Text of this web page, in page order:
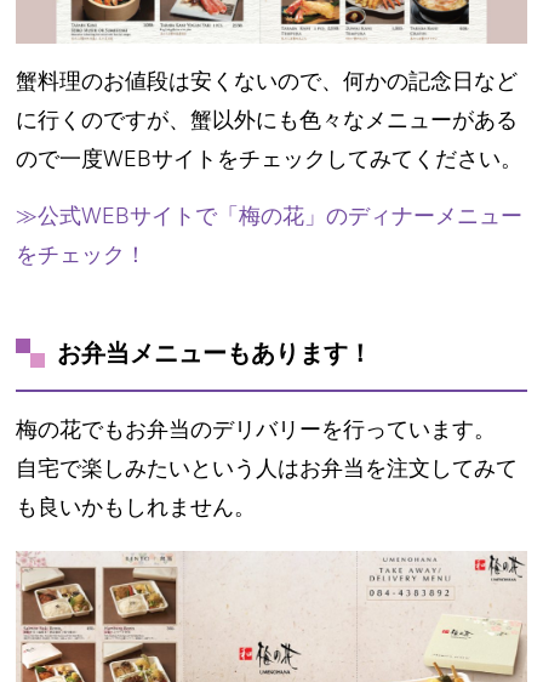
蟹料理のお値段は安くないので、何かの記念日など
に行くのですが、蟹以外にも色々なメニューがある
ので一度WEBサイトをチェックしてみてください。
≫公式WEBサイトで「梅の花」のディナーメニュー
をチェック！
お弁当メニューもあります！
梅の花でもお弁当のデリバリーを行っています。
自宅で楽しみたいという人はお弁当を注文してみて
も良いかもしれません。